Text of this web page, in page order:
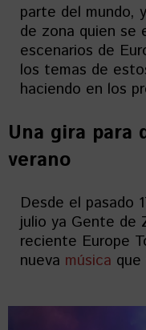
parte del mundo,
de zona quien se
escenarios de
los temas de
haciendo en los
Una gira para
verano
Desde el pasado
julio ya Gente de
reciente Europe
nueva música